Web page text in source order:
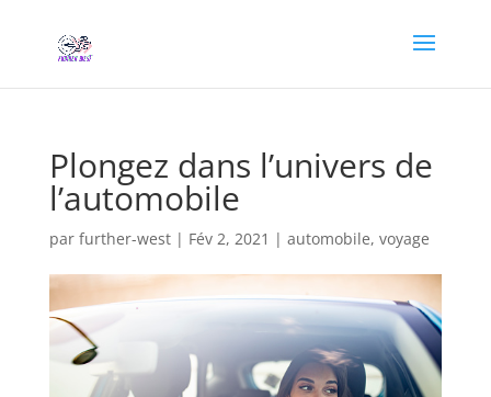
Plongez dans l’univers de
l’automobile
par further-west| Fév 2, 2021 | automobile, voyage